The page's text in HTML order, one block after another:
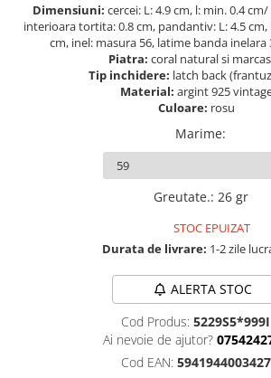
Dimensiuni: cercei: L: 4.9 cm, l: min. 0.4
interioara tortita: 0.8 cm, pandantiv: L: 4.5 cm,
cm, inel: masura 56, latime banda
Piatra: coral natural si
Tip inchidere: latch back
Material: argint 925
Culoare: rosu
Marime:
Greutate.: 26 gr
STOC EPUIZAT
Durata de livrare: 1-2 zile
ALERTA STOC
Cod Produs: 5229S5*999I
Ai nevoie de ajutor?
Cod EAN: 5941944003427